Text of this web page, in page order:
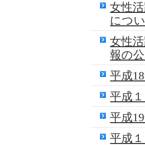
女性
につ
女性
報の
平成
平成
平成
平成